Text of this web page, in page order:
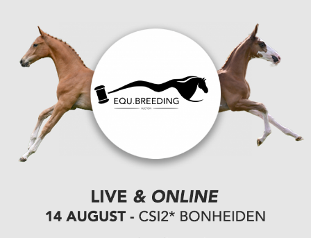
23.55 seconden. Julia Moor volgde op plaats 2 in het
zadel van Ramina van de Ketse (Kannan) met een
tijd van 24.25 seconden. Garance Lother en
Highlander des Solins (Coeur de Cachas DS) stapten
op het laatste schavotje van het podium en ging dus
uiteindelijk met brons naar huis.
Resultaten
REGIO,SPORTNIEUWS,SHOWJUMPING